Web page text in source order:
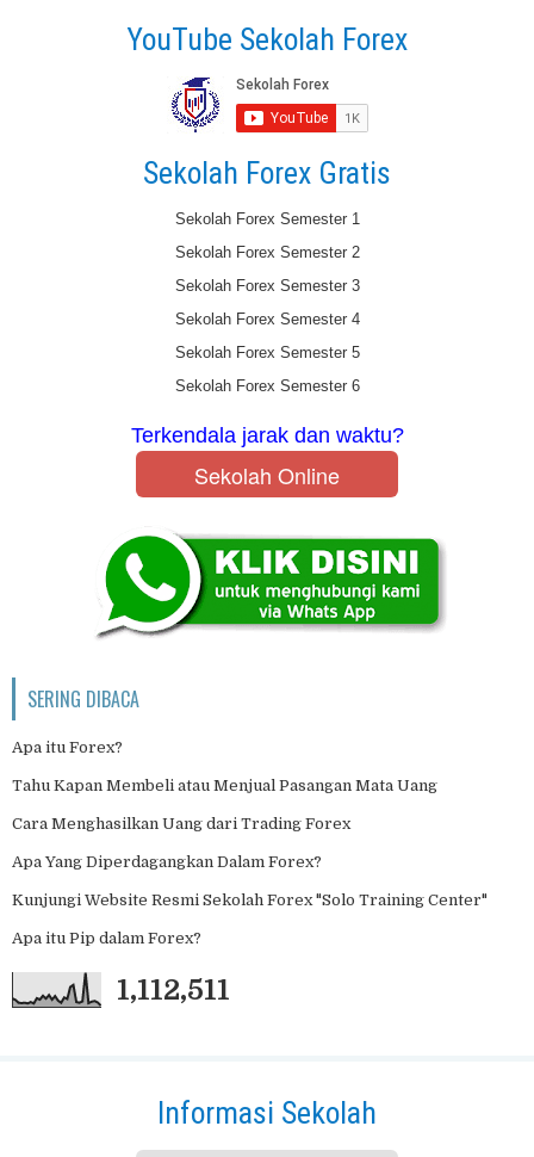
YouTube Sekolah Forex
Sekolah Forex Gratis
Sekolah Forex Semester 1
Sekolah Forex Semester 2
Sekolah Forex Semester 3
Sekolah Forex Semester 4
Sekolah Forex Semester 5
Sekolah Forex Semester 6
Terkendala jarak dan waktu?
Sekolah Online
SERING DIBACA
Apa itu Forex?
Tahu Kapan Membeli atau Menjual Pasangan Mata Uang
Cara Menghasilkan Uang dari Trading Forex
Apa Yang Diperdagangkan Dalam Forex?
Kunjungi Website Resmi Sekolah Forex "Solo Training Center"
Apa itu Pip dalam Forex?
1,112,511
Informasi Sekolah